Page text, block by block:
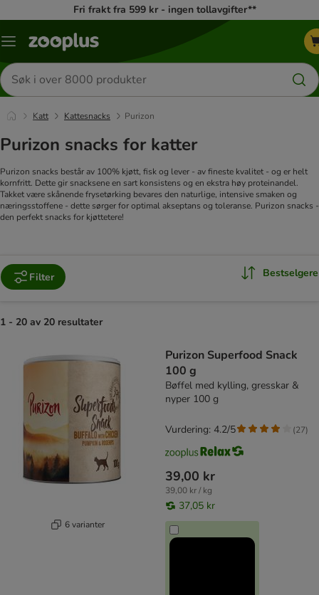
Fri frakt fra 599 kr - ingen tollavgifter**
Katalogmeny
Søk
etter
produkter
Katt Kattesnacks Purizon
Purizon snacks for katter
Purizon snacks består av 100% kjøtt, fisk og lever - av fineste kvalitet - og er helt
kornfritt. Dette gir snacksene en sart konsistens og en ekstra høy proteinandel.
Takket være skånende frysetørking bevares den naturlige, intensive smaken og
næringsstoffene - dette sørger for optimal akseptans og toleranse. Purizon snacks -
den perfekt snacks for kjøttetere!
Filter Bestselgere
1 - 20 av 20 resultater
6 varianter
Purizon Superfood Snack
100 g
Bøffel med kylling, gresskar &
nyper 100 g
39,00 kr
39,00 kr / kg
37,05 kr
Vurdering: 4.2/5 (27)